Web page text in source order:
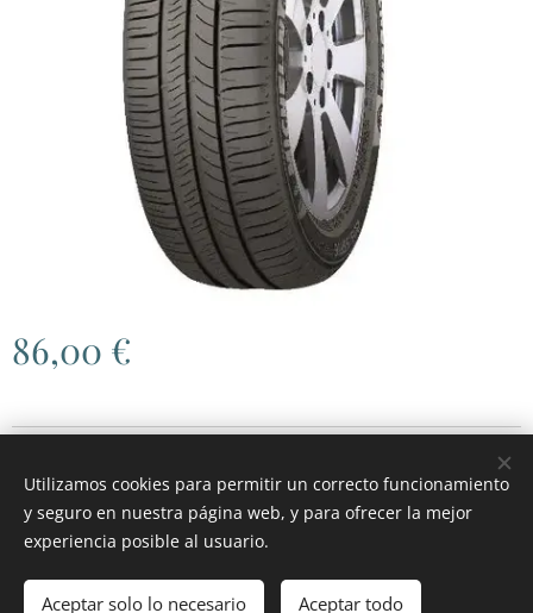
86,00 €
Añadir a la cesta
Cookies
Utilizamos cookies para permitir un correcto funcionamiento
y seguro en nuestra página web, y para ofrecer la mejor
experiencia posible al usuario.
Aceptar solo lo necesario Aceptar todo